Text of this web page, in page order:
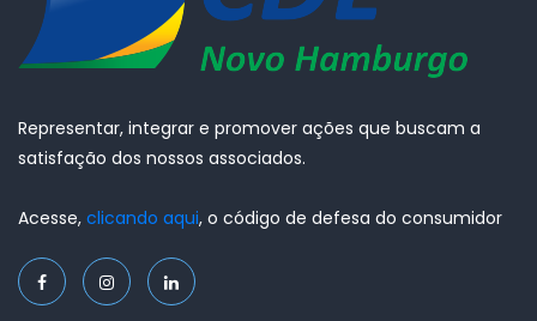
Representar, integrar e promover ações que buscam a
satisfação dos nossos associados.
Acesse, clicando aqui, o código de defesa do consumidor